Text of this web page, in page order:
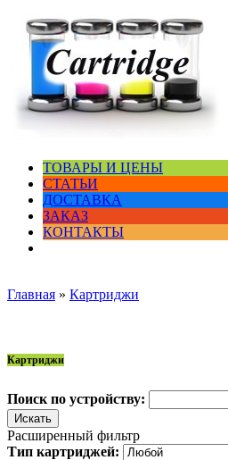
ТОВАРЫ И ЦЕНЫ
СТАТЬИ
ДОСТАВКА
ЗАКАЗ
КОНТАКТЫ
Главная » Картриджи
Картриджи
Поиск по устройству:
Расширенный фильтр
Тип картриджей: